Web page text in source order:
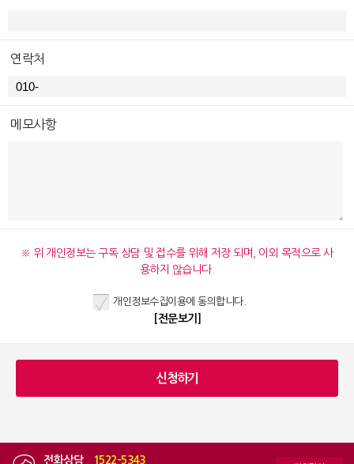
연락처
메모사항
※ 위 개인정보는 구독 상담 및 접수를 위해 저장 되며, 이외 목적으로 사
용하지 않습니다.
개인정보수집이용에 동의합니다.
[전문보기]
전화상담 1522-5343